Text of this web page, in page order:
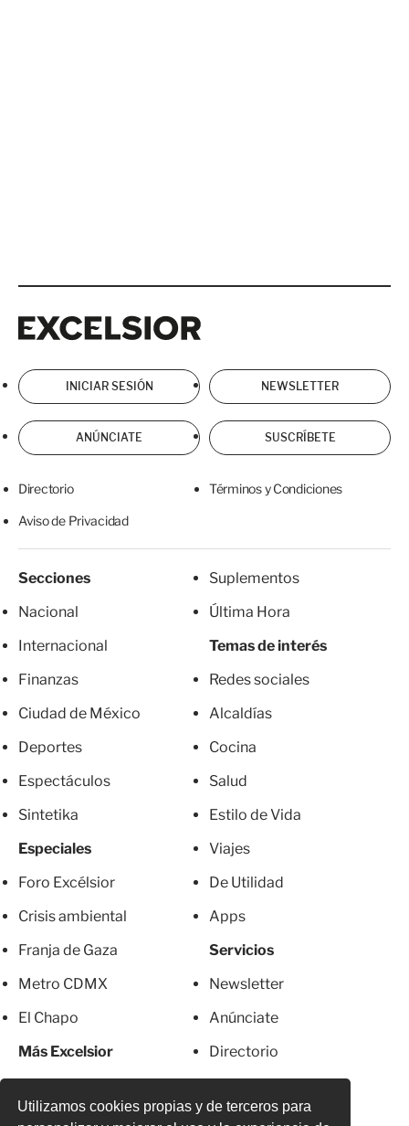
Utilizamos cookies propias y de terceros para
INICIAR SESIÓN NEWSLETTER
ANÚNCIATE SUSCRÍBETE
Directorio Términos y Condiciones
Aviso de Privacidad
Secciones
Nacional
Internacional
Finanzas
Ciudad de México
Deportes
Espectáculos
Sintetika
Especiales
Foro Excélsior
Crisis ambiental
Franja de Gaza
Metro CDMX
El Chapo
Más Excelsior
Suplementos
Última Hora
Temas de interés
Redes sociales
Alcaldías
Cocina
Salud
Estilo de Vida
Viajes
De Utilidad
Apps
Servicios
Newsletter
Anúnciate
Directorio